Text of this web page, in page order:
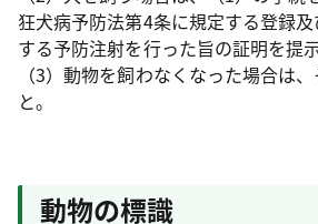
狂犬病予防法第4条に規定する登録
する予防注射を行った旨の証明を提
（3）動物を飼わなくなった場合は
と。
動物の標識